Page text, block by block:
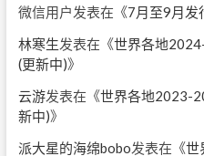
微信用户 发表在《7月至9月发
林寒生发表在《世界各地
(更新中)》
云游发表在《世界各地2023-
新中)》
派大星的海绵bobo发表在《世